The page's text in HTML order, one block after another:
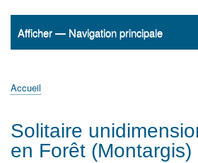
Navigation
Afficher — Navigation principale
Accueil
ActualitésMATh.en.JEANS ?
Régions et Ateliers
Créer, gérer un atelier
Sujets/Publications
Congrès
d'Ariane
Accueil
Solitaire
en Forêt (Montargis)